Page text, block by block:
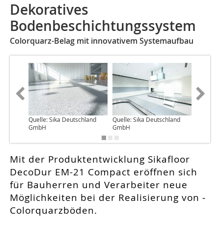
Dekoratives
Bodenbeschichtungssystem
Colorquarz-Belag mit innovativem Systemaufbau
Quelle: Sika Deutschland
GmbH
Quelle: Sika Deutschland
GmbH
Mit der Produktentwicklung Sikafloor
DecoDur EM-21 Compact eröffnen sich
für Bauherren und Verarbeiter neue
Möglichkeiten bei der Realisierung von ­
Colorquarzböden.